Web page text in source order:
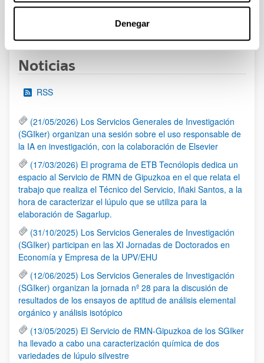
Denegar
Páginas intermedias Use TAB para desplazarse.
PáginaPágina
13 14
Noticias
RSS
(21/05/2026) Los Servicios Generales de Investigación
(SGIker) organizan una sesión sobre el uso responsable de
la IA en investigación, con la colaboración de Elsevier
(17/03/2026) El programa de ETB Tecnólopis dedica un
espacio al Servicio de RMN de Gipuzkoa en el que relata el
trabajo que realiza el Técnico del Servicio, Iñaki Santos, a la
hora de caracterizar el lúpulo que se utiliza para la
elaboración de Sagarlup.
(31/10/2025) Los Servicios Generales de Investigación
(SGIker) participan en las XI Jornadas de Doctorados en
Economía y Empresa de la UPV/EHU
(12/06/2025) Los Servicios Generales de Investigación
(SGIker) organizan la jornada nº 28 para la discusión de
resultados de los ensayos de aptitud de análisis elemental
orgánico y análisis isotópico
(13/05/2025) El Servicio de RMN-Gipuzkoa de los SGIker
ha llevado a cabo una caracterización química de dos
variedades de lúpulo silvestre